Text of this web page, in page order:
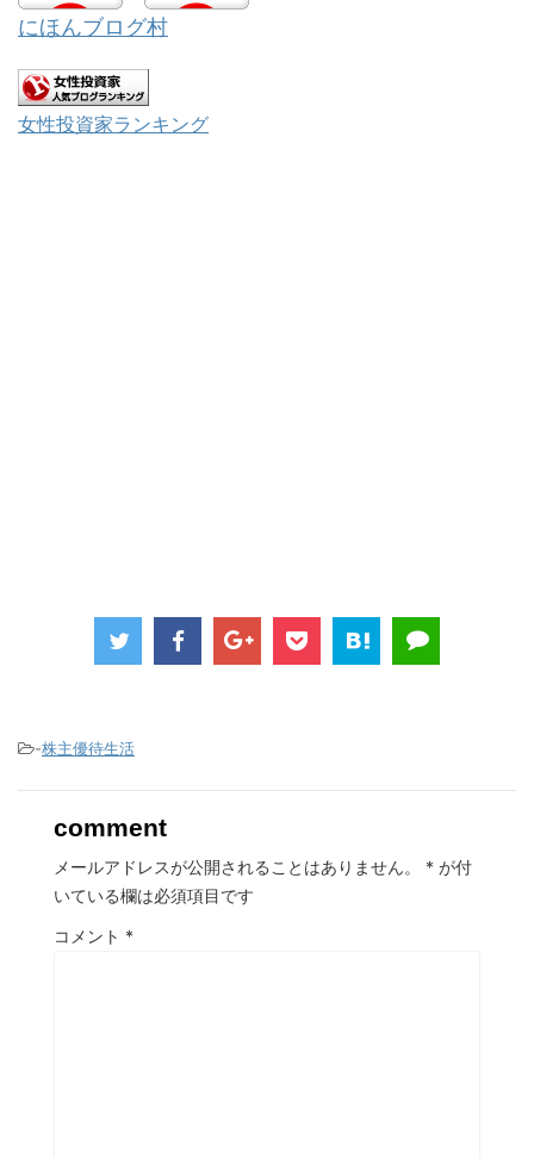
にほんブログ村
女性投資家ランキング
-株主優待生活
comment
メールアドレスが公開されることはありません。 * が付
いている欄は必須項目です
コメント *